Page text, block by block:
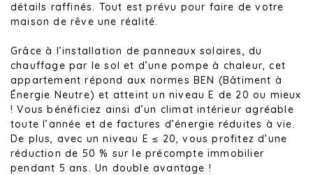
détails raffinés. Tout est prévu pour faire de votre
maison de rêve une réalité.
Grâce à l’installation de panneaux solaires, du
chauffage par le sol et d’une pompe à chaleur, cet
appartement répond aux normes BEN (Bâtiment à
Énergie Neutre) et atteint un niveau E de 20 ou mieux
! Vous bénéficiez ainsi d’un climat intérieur agréable
toute l’année et de factures d’énergie réduites à vie.
De plus, avec un niveau E ≤ 20, vous profitez d’une
réduction de 50 % sur le précompte immobilier
pendant 5 ans. Un double avantage !